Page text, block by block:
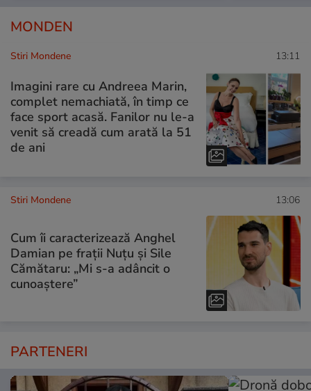
MONDEN
Stiri Mondene 13:11
Imagini rare cu Andreea Marin,
complet nemachiată, în timp ce
face sport acasă. Fanilor nu le-a
venit să creadă cum arată la 51
de ani
Stiri Mondene 13:06
Cum îi caracterizează Anghel
Damian pe frații Nuțu și Sile
Cămătaru: „Mi s-a adâncit o
cunoaștere”
PARTENERI